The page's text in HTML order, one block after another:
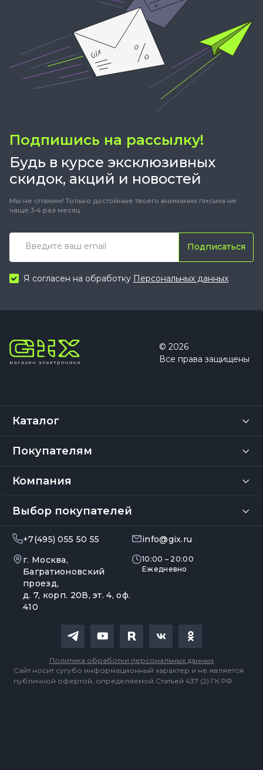
Подпишись на рассылку!
Будь в курсе эксклюзивных
скидок, акций и новостей
Мы не спамим! Только достойные твоего внимания письма не
чаще 3-4 раз месяц.
Подписаться
Я согласен на обработку Персональных данных
© 2026
Все права защищены
Каталог
Покупателям
Компания
Выбор покупателей
+7(495) 055 50 55
info@gix.ru
г. Москва,
Багратионовский
проезд,
д. 7, корп. 20В, эт. 4, оф.
410
10:00 – 20:00
Ежедневно
Сайт носит сугубо информационный характер и не является
публичной офертой, определяемой Статьей 437 (2) ГК РФ
Политика обработки персональных данных